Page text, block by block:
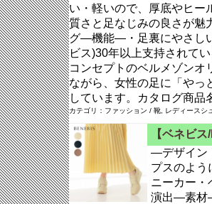
い・軽いので、厚底やヒ
質さと足なじみの良さが魅
グ―機能―・足裏にやさし
ビス)30年以上支持されて
コンセプトのベルメゾンオ
ながら、女性の足に「やっ
しています。カタログ商品
カテゴリ：ファッション / 靴, レディースシ
【ベネビ
―デザイン
プスのよう
ニーカー・
演出―素材